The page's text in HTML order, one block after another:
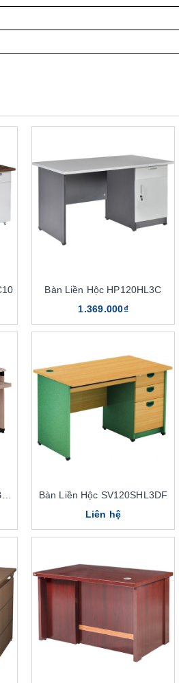
Bàn Liền Hộc HP120HL3C
1.369.000₫
Bàn Liền Hộc SV120SHL3DF
Liên hệ